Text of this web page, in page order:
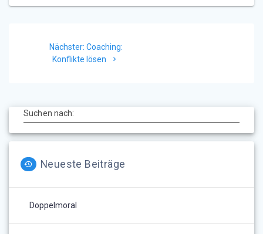
Nächster: Nächster
Beitrag:
Coaching:
Konflikte lösen
Suchen nach:
Neueste Beiträge
Doppelmoral